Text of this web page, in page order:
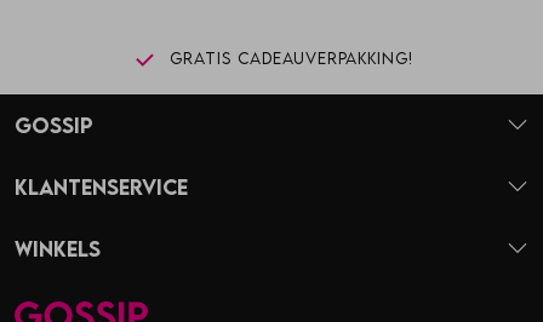
Gratis cadeauverpakking!
Gossip
Klantenservice
Winkels